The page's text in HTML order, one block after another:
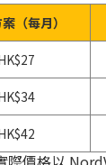
（每月）